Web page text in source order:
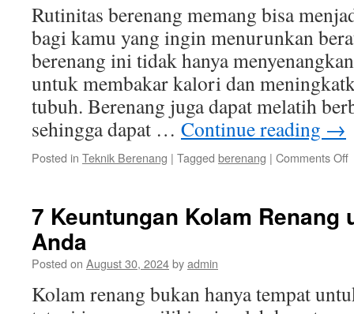
Rutinitas berenang memang bisa
bagi kamu yang ingin menurunkan
berenang ini tidak hanya
untuk membakar kalori dan
tubuh. Berenang juga dapat melatih
sehingga dapat … Continue reading →
Posted in Teknik Berenang | Tagged berenang | Comments Off
7 Keuntungan Kolam Renang
Anda
Posted on August 30, 2024byadmin
Kolam renang bukan hanya tempat